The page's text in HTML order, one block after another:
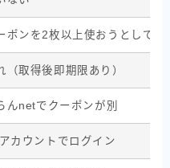
ポンを2枚以上使おうとしてい
取得後即期限あり）
んnetでクーポンが別
カウントでログイン